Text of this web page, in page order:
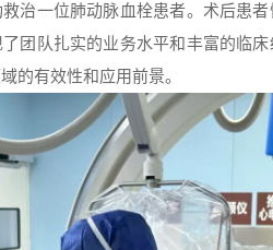
治一位肺动脉血栓患者。术后患
团队扎实的业务水平和丰富的临
的有效性和应用前景。